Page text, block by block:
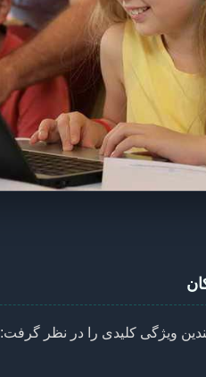
ویژگی کلیدی را در نظر گرفت: